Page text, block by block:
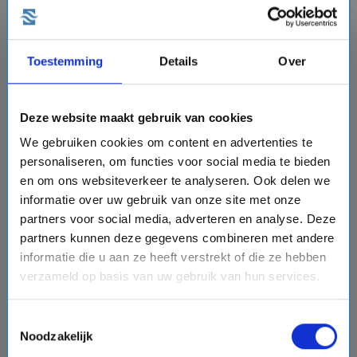
Toestemming Details Over
Deze website maakt gebruik van cookies
We gebruiken cookies om content en advertenties te
personaliseren, om functies voor social media te bieden
en om ons websiteverkeer te analyseren. Ook delen we
informatie over uw gebruik van onze site met onze
partners voor social media, adverteren en analyse. Deze
partners kunnen deze gegevens combineren met andere
informatie die u aan ze heeft verstrekt of die ze hebben
verzameld op basis van uw gebruik van hun services.
Noodzakelijk
v.a.
flight+hotel
Bekijk cruise
sell Semi All Inclusive - Beste dagprijs
Vergelijk
#Adults Only Cruises
10% korting favorite